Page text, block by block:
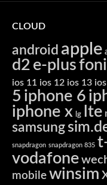
CLOUD
android apple
d2 e-plus
ios 11 ios 12 ios 13
5 iphone 6
iphone x lg lte
samsung
snapdragon snapdragon 835
vodafone
mobile winsim